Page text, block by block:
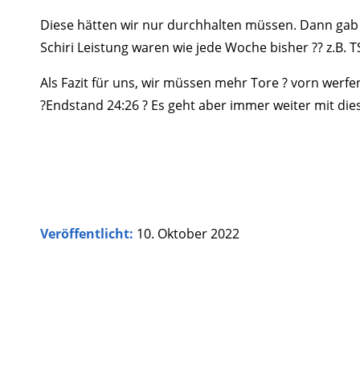
Diese hätten wir nur durchhalten müssen. Dann
Schiri Leistung waren wie jede Woche bisher ??
Als Fazit für uns, wir müssen mehr Tore ? vorn
?Endstand 24:26 ? Es geht aber immer weiter mit
Veröffentlicht: 10. Oktober 2022